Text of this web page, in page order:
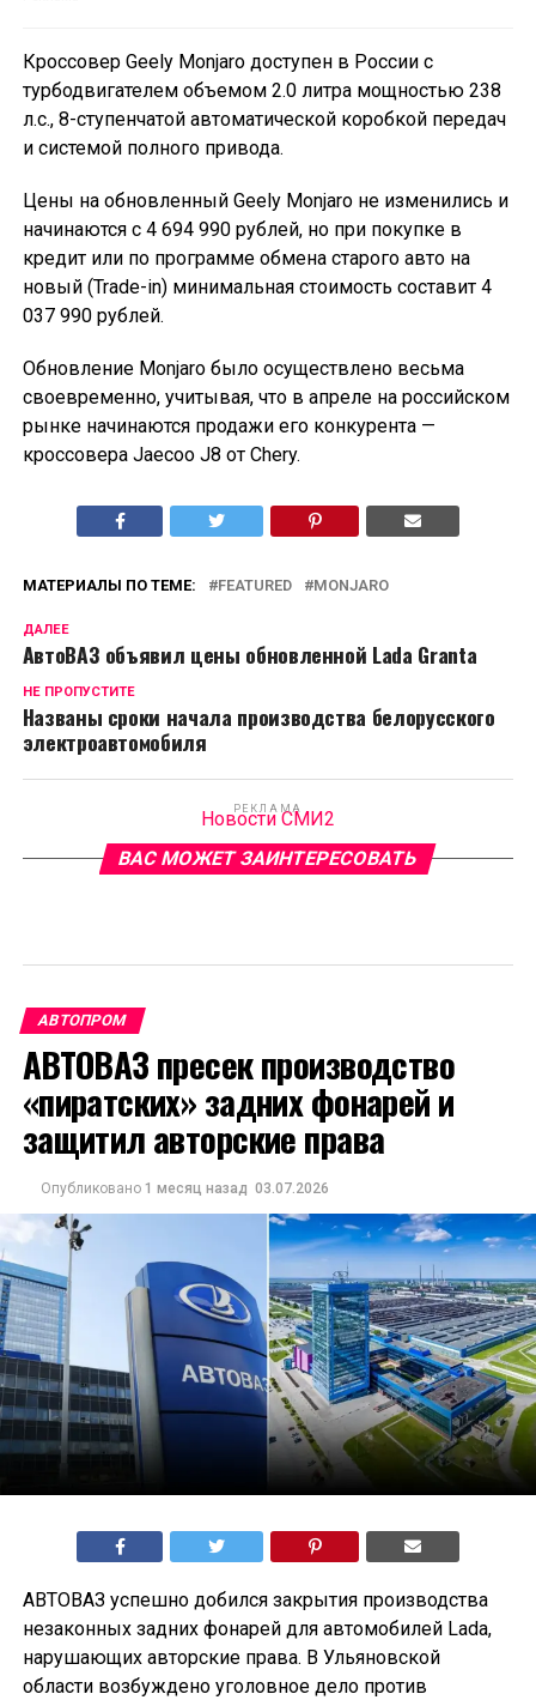
Кроссовер Geely Monjaro доступен в России с
турбодвигателем объемом 2.0 литра мощностью 238
л.с., 8-ступенчатой автоматической коробкой передач
и системой полного привода.
Цены на обновленный Geely Monjaro не изменились и
начинаются с 4 694 990 рублей, но при покупке в
кредит или по программе обмена старого авто на
новый (Trade-in) минимальная стоимость составит 4
037 990 рублей.
Обновление Monjaro было осуществлено весьма
своевременно, учитывая, что в апреле на российском
рынке начинаются продажи его конкурента —
кроссовера Jaecoo J8 от Chery.
МАТЕРИАЛЫ ПО ТЕМЕ: FEATURED MONJARO
ДАЛЕЕ
АвтоВАЗ объявил цены обновленной Lada Granta
НЕ ПРОПУСТИТЕ
Названы сроки начала производства белорусского
электроавтомобиля
РЕКЛАМА
Новости СМИ2
ВАС МОЖЕТ ЗАИНТЕРЕСОВАТЬ
АВТОПРОМ
АВТОВАЗ пресек производство
«пиратских» задних фонарей и
защитил авторские права
Опубликовано 1 месяц назад 03.07.2026
АВТОВАЗ успешно добился закрытия производства
незаконных задних фонарей для автомобилей Lada,
нарушающих авторские права. В Ульяновской
области возбуждено уголовное дело против